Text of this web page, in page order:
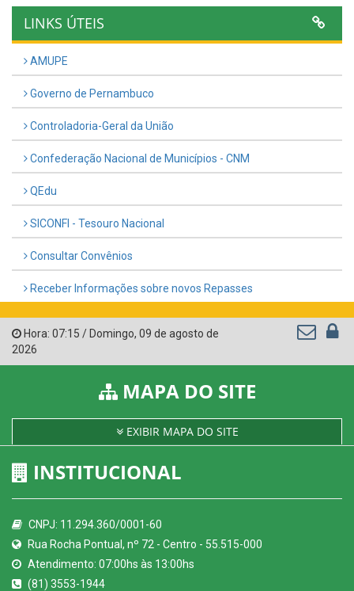
LINKS ÚTEIS
AMUPE
Governo de Pernambuco
Controladoria-Geral da União
Confederação Nacional de Municípios - CNM
QEdu
SICONFI - Tesouro Nacional
Consultar Convênios
Receber Informações sobre novos Repasses
Hora: 07:15 /Domingo 09 de agosto de
2026
MAPA DO SITE
EXIBIR MAPA DO SITE
INSTITUCIONAL
CNPJ: 11.294.360/0001-60
Rua Rocha Pontual, nº 72 - Centro - 55.515-000
Atendimento: 07:00hs às 13:00hs
(81) 3553-1944